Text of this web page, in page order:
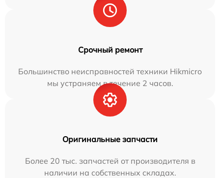
Срочный ремонт
Большинство неисправностей техники Hikmicro
мы устраняем в течение 2 часов.
Оригинальные запчасти
Более 20 тыс. запчастей от производителя в
наличии на собственных складах.